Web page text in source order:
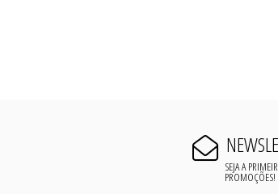
SEJA A
PROMOÇÕES!